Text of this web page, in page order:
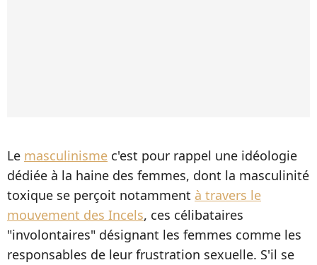
Le masculinisme c'est pour rappel une idéologie
dédiée à la haine des femmes, dont la masculinité
toxique se perçoit notamment à travers le
mouvement des Incels, ces célibataires
"involontaires" désignant les femmes comme les
responsables de leur frustration sexuelle. S'il se